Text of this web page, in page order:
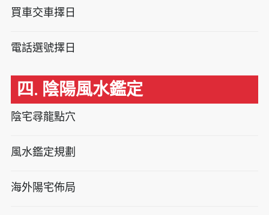
買車交車擇日
電話選號擇日
四. 陰陽風水鑑定
陰宅尋龍點穴
風水鑑定規劃
海外陽宅佈局